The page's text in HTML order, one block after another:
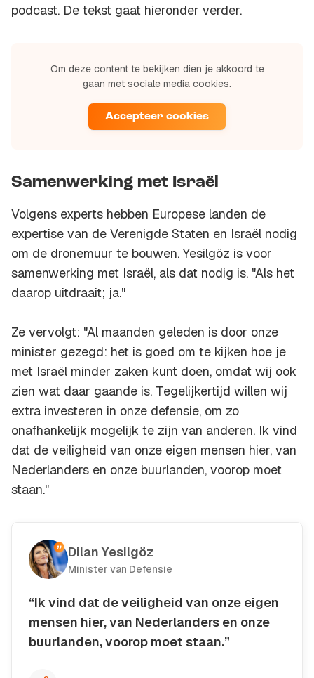
podcast. De tekst gaat hieronder verder.
Om deze content te bekijken dien je akkoord te
gaan met sociale media cookies.
Accepteer cookies
Samenwerking met Israël
Volgens experts hebben Europese landen de
expertise van de Verenigde Staten en Israël nodig
om de dronemuur te bouwen. Yesilgöz is voor
samenwerking met Israël, als dat nodig is. "Als het
daarop uitdraait; ja."
Ze vervolgt: "Al maanden geleden is door onze
minister gezegd: het is goed om te kijken hoe je
met Israël minder zaken kunt doen, omdat wij ook
zien wat daar gaande is. Tegelijkertijd willen wij
extra investeren in onze defensie, om zo
onafhankelijk mogelijk te zijn van anderen. Ik vind
dat de veiligheid van onze eigen mensen hier, van
Nederlanders en onze buurlanden, voorop moet
staan."
Dilan Yesilgöz
Minister van Defensie
“Ik vind dat de veiligheid van onze eigen
mensen hier, van Nederlanders en onze
buurlanden, voorop moet staan.”
Kopieer quote